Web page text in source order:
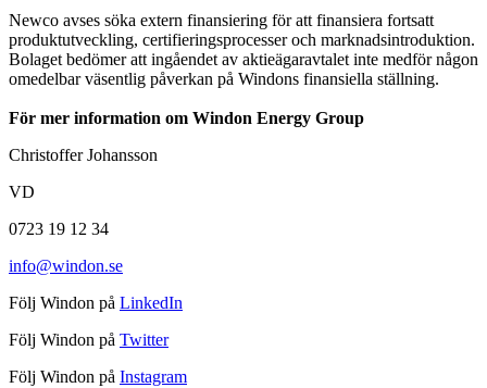
Newco avses söka extern finansiering för att finansiera fortsatt
produktutveckling, certifieringsprocesser och marknadsintroduktion.
Bolaget bedömer att ingåendet av aktieägaravtalet inte medför någon
omedelbar väsentlig påverkan på Windons finansiella ställning.
För mer information om Windon Energy Group
Christoffer Johansson
VD
0723 19 12 34
info@windon.se
Följ Windon på LinkedIn
Följ Windon på Twitter
Följ Windon på Instagram